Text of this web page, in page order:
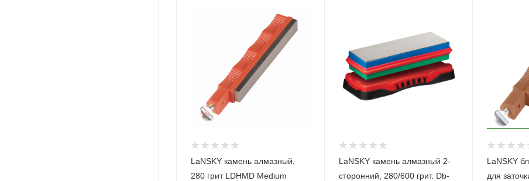
LaNSKY камень алмазный,
280 грит LDHMD Medium
LaNSKY камень алмазный 2-
сторонний, 280/600 грит. Db-
LaNSKY
для